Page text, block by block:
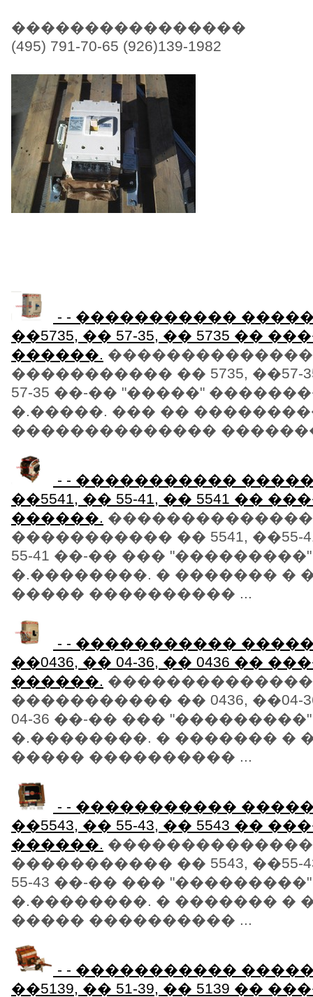
����������������
(495) 791-70-65 (926)139-1982
- - �����������
��5735, �� 57-35, �� 5735 ��
������. ��������������
����������� �� 5735, ��57-
57-35 ��-�� "�����"
�.�����. ��� ��
��������������
- - �����������
��5541, �� 55-41, �� 5541 ��
������. ��������������
����������� �� 5541, ��55-
55-41 ��-�� ��� "���������"
�.��������. � ������� �
����� ���������� ...
- - �����������
��0436, �� 04-36, �� 0436 ��
������. ��������������
����������� �� 0436, ��04-
04-36 ��-�� ��� "���������"
�.��������. � ������� �
����� ���������� ...
- - �����������
��5543, �� 55-43, �� 5543 ��
������. ��������������
����������� �� 5543, ��55-
55-43 ��-�� ��� "���������"
�.��������. � ������� �
����� ���������� ...
- - �����������
��5139, �� 51-39, �� 5139 ��